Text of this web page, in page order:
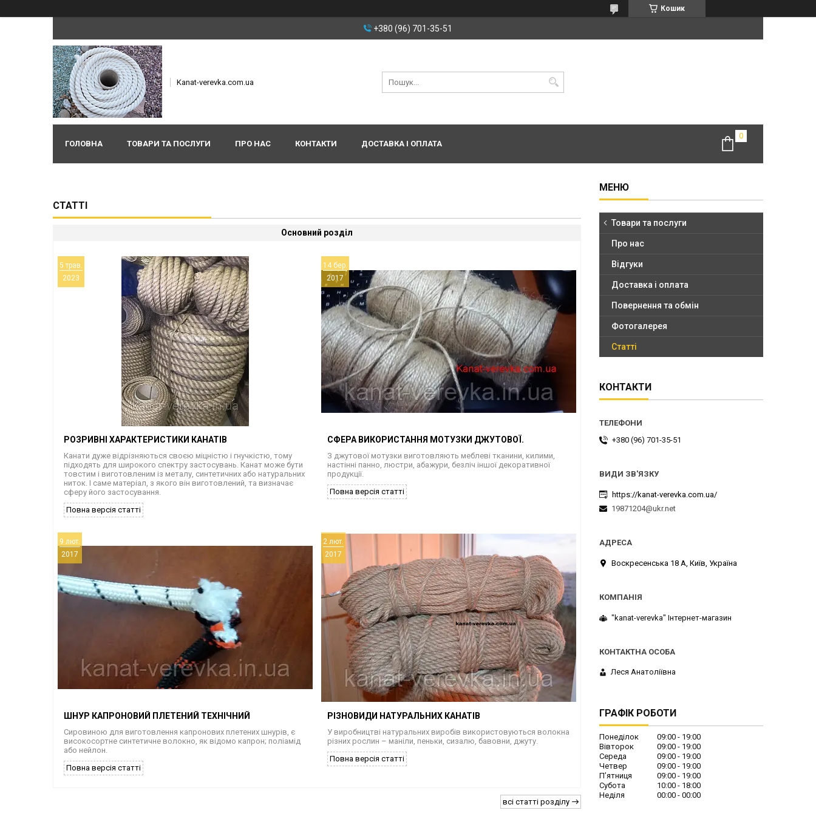
Кошик
+380 (96) 701-35-51
Kanat-verevka.com.ua
ГОЛОВНА ТОВАРИ ТА ПОСЛУГИ ПРО НАС КОНТАКТИ ДОСТАВКА І ОПЛАТА
СТАТТІ
Основний розділ
5 трав.
2023
РОЗРИВНІ ХАРАКТЕРИСТИКИ КАНАТІВ
Канати дуже відрізняються своєю міцністю і гнучкістю, тому
підходять для широкого спектру застосувань. Канат може бути
товстим і виготовленим із металу, синтетичних або натуральних
ниток. І саме матеріал, з якого він виготовлений, та визначає
сферу його застосування.
Повна версія статті
14 бер.
2017
СФЕРА ВИКОРИСТАННЯ МОТУЗКИ ДЖУТОВОЇ.
З джутової мотузки виготовляють меблеві тканини, килими,
настінні панно, люстри, абажури, безліч іншої декоративної
продукції.
Повна версія статті
9 лют.
2017
ШНУР КАПРОНОВИЙ ПЛЕТЕНИЙ ТЕХНІЧНИЙ
Сировиною для виготовлення капронових плетених шнурів, є
високосортне синтетичне волокно, як відомо капрон; поліамід
або нейлон.
Повна версія статті
2 лют.
2017
РІЗНОВИДИ НАТУРАЛЬНИХ КАНАТІВ
У виробництві натуральних виробів використовуються волокна
різних рослин – маніли, пеньки, сизалю, бавовни, джуту.
Повна версія статті
всі статті розділу
Товари та послуги
Про нас
Відгуки
Доставка і оплата
Повернення та обмін
Фотогалерея
Статті
КОНТАКТИ
+380 (96) 701-35-51
https://kanat-verevka.com.ua/
19871204@ukr.net
Воскресенська 18 А, Київ, Україна
"kanat-verevka" Інтернет-магазин
Леся Анатоліївна
ГРАФІК РОБОТИ
Понеділок 09:00
19:00
Вівторок
09:00
19:00
Середа
09:00
19:00
Четвер
09:00
19:00
Пʼятниця
09:00
19:00
Субота
10:00
18:00
Неділя
00:00 00:00